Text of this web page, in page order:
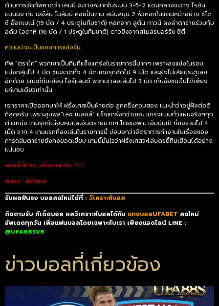
ด้านการจัดทัพคาดว่า เคนนี่ จะวางหมากในระบบ 3-5-2 แดนกลางจะวาง ไรอัน
แมนนิง กับ เจย์สัน โมลัมบี คอยปั้นเกม สนับสนุน 2 หัวหอกในแดนหน้าอย่าง ชีโด
ซี่ อ็อกเบเน่ (15 นัด / 4 ประตูในทีมชาติ) หอกจาก ลูตัน ทาวน์ ลงล่าตาข่ายร่วมกับ
อดัม ไอดาห์ (16 นัด / 1 ประตูในทีมชาติ) ดาวยิงจากสโมสรนอร์ริช ซิตี้
ความน่าจะเป็นของการแข่งขัน
ทัพ “ตราไก่” พวกเขาเป็นทีมที่แข็งแกร่งในรายการนี้มากๆ เพราะลงแข่งในรอบ
แบ่งกลุ่มไป 4 นัด ชนะรวดทั้ง 4 นัด เกมรุกซัดไป 9 เม็ด และยังไม่เสียประตูเลย
อีกด้วย ขณะที่ทีมเยือน ไอร์แลนด์ พวกเขาลงเล่นไป 3 นัด เก็บชัยชนะไปได้เพียง
แค่เกมเดียวเท่านั้น
เรทราคาเปิดออกมาให้ ฝรั่งเศสเป็นฝ่ายต่อ ลูกครึ่งควบสอง แนะนำว่าอยู่ฝั่งต่อดี
ที่สุดครับ เพราะขุนพล”เลอ เบลอส์” แข็งแกร่งกว่าเยอะ แกร่งแบบทั่วแผ่นจริงๆทุก
ตำแหน่ง เกมรุกก็เฉียบคมและอันตรายมากๆ โดยเฉพาะ เอ็มบัปเป้ ที่ยิงรวมไป 4
เม็ด จาก 4 เกมแรกที่ลงเล่นในรายการนี้ บ่งบอกว่าอัตราการทำงานในเรื่องของ
การถล่มตาข่ายยังคงยอดเยี่ยม เกมนี้มั่นใจว่าฝรั่งเศสจะไล่บดขยี้ทีมเยือนได้อย่าง
แน่นอน
สกอร์ที่คาด : ฝรั่งเศส ชนะ 4-1
ฟันธง : ฝรั่งเศส
รับผลฟันธง บอลสดใหม่ได้ที่ : วิเคราะห์บอล
ติดตามรับ ทีเด็ดบอล ผลวิเคราะห์บอลได้กับ แทงบอลUFABET สดใหม่
อัพเดตทุกวัน เพื่อแฟนบอลโดยเฉพาะกับเรา เพียงแอดไลน์ LINE :
@UFA88SV8
ข่าวบอลที่เกี่ยวข้อง